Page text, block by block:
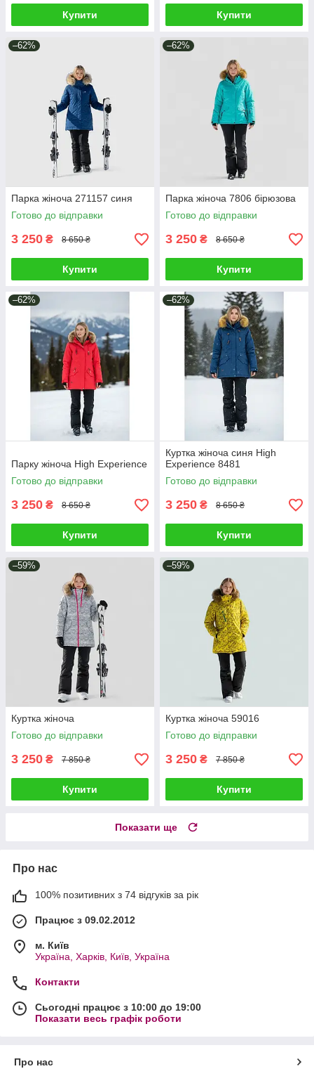
Купити Купити
–62%
Парка жіноча 271157 синя
Готово до відправки
3 250 ₴ 8 650 ₴
Купити
–62%
Парка жіноча 7806 бірюзова
Готово до відправки
3 250 ₴ 8 650 ₴
Купити
–62%
Парку жіноча High Experience
Готово до відправки
3 250 ₴ 8 650 ₴
Купити
–62%
Куртка жіноча синя High
Experience 8481
Готово до відправки
3 250 ₴ 8 650 ₴
Купити
–59%
Куртка жіноча
Готово до відправки
3 250 ₴ 7 850 ₴
Купити
–59%
Куртка жіноча 59016
Готово до відправки
3 250 ₴ 7 850 ₴
Купити
Показати ще
Про нас
100% позитивних з 74 відгуків за рік
Працює з 09.02.2012
м. Київ
Україна, Харків, Київ, Україна
Контакти
Сьогодні працює з 10:00 до 19:00
Показати весь графік роботи
Про нас